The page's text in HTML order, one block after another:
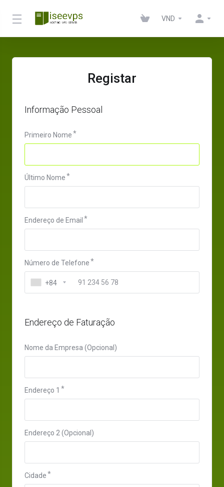
VND
Registar
Informação Pessoal
Primeiro Nome
Último Nome
Endereço de Email
Número de Telefone
+84
Endereço de Faturação
Nome da Empresa (Opcional)
Endereço 1
Endereço 2 (Opcional)
Cidade